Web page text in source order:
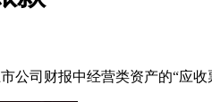
公司财报中经营类资产的“应